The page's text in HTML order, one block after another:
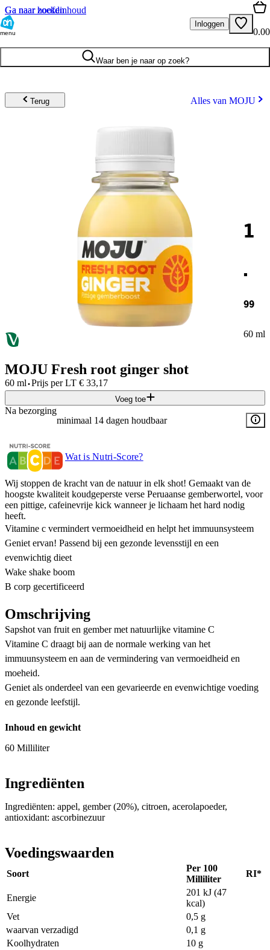
Ga naar hoofdinhoud
Ga naar zoeken
menu
Inloggen
0.00
Waar ben je naar op zoek?
Terug Alles van MOJU
1
.
99
60 ml
MOJU Fresh root ginger shot
60 ml·Prijs per LT € 33,17
Voeg toe
Na bezorging
minimaal 14 dagen houdbaar
Wat is Nutri-Score?
Wij stoppen de kracht van de natuur in elk shot! Gemaakt van de
hoogste kwaliteit koudgeperste verse Peruaanse gemberwortel, voor
een pittige, cafeinevrije kick wanneer je lichaam het hard nodig
heeft.
Vitamine c vermindert vermoeidheid en helpt het immuunsysteem
Geniet ervan! Passend bij een gezonde levensstijl en een
evenwichtig dieet
Wake shake boom
B corp gecertificeerd
Omschrijving
Sapshot van fruit en gember met natuurlijke vitamine C
Vitamine C draagt bij aan de normale werking van het
immuunsysteem en aan de vermindering van vermoeidheid en
moeheid.
Geniet als onderdeel van een gevarieerde en evenwichtige voeding
en gezonde leefstijl.
Inhoud en gewicht
60 Milliliter
Ingrediënten
Ingrediënten: appel, gember (20%), citroen, acerolapoeder,
antioxidant: ascorbinezuur
Voedingswaarden
Soort
Per 100
Milliliter
RI*
Energie
201 kJ (47
kcal)
Vet
0,5 g
waarvan verzadigd
0,1 g
Koolhydraten
10 g